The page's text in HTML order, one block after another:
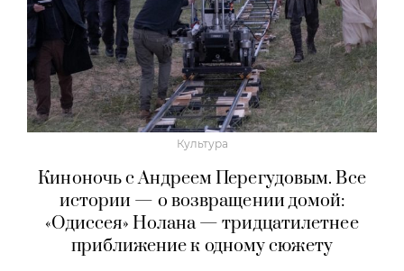
Культура
Киноночь с Андреем Перегудовым. Все
истории — о возвращении домой:
«Одиссея» Нолана — тридцатилетнее
приближение к одному сюжету